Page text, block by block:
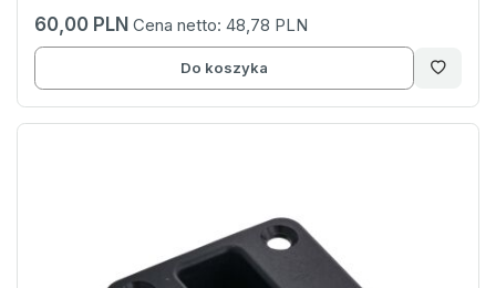
60,00 PLN Cena netto: 48,78 PLN
Do koszyka